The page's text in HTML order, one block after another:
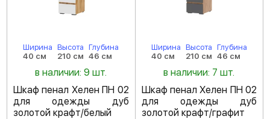
Ширина
40 см
Высота
210 см
Глубина
46 см
в наличии: 9 шт.
Шкаф пенал Хелен ПН 02
для одежды дуб
золотой крафт/белый
Ширина
40 см
Высота
210 см
Глубина
46 см
в наличии: 7 шт.
Шкаф пенал Хелен ПН 02
для одежды дуб
золотой крафт/графит